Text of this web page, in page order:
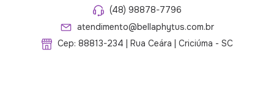
(48) 98878-7796
atendimento@bellaphytus.com.br
Cep: 88813-234 | Rua Ceára | Criciúma - SC